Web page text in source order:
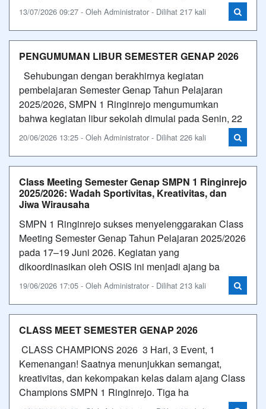
13/07/2026 09:27 - Oleh Administrator - Dilihat 217 kali
PENGUMUMAN LIBUR SEMESTER GENAP 2026
Sehubungan dengan berakhirnya kegiatan
pembelajaran Semester Genap Tahun Pelajaran
2025/2026, SMPN 1 Ringinrejo mengumumkan
bahwa kegiatan libur sekolah dimulai pada Senin, 22
20/06/2026 13:25 - Oleh Administrator - Dilihat 226 kali
Class Meeting Semester Genap SMPN 1 Ringinrejo
2025/2026: Wadah Sportivitas, Kreativitas, dan
Jiwa Wirausaha
SMPN 1 Ringinrejo sukses menyelenggarakan Class
Meeting Semester Genap Tahun Pelajaran 2025/2026
pada 17–19 Juni 2026. Kegiatan yang
dikoordinasikan oleh OSIS ini menjadi ajang ba
19/06/2026 17:05 - Oleh Administrator - Dilihat 213 kali
CLASS MEET SEMESTER GENAP 2026
CLASS CHAMPIONS 2026 3 Hari, 3 Event, 1
Kemenangan! Saatnya menunjukkan semangat,
kreativitas, dan kekompakan kelas dalam ajang Class
Champions SMPN 1 Ringinrejo. Tiga ha